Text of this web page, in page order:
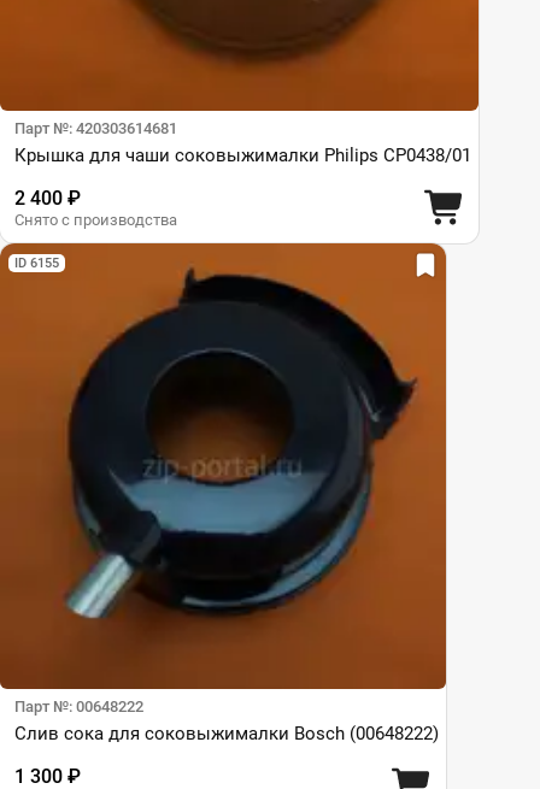
Парт №: 420303614681
Крышка для чаши соковыжималки Philips CP0438/01
2 400 ₽
Снято с производства
ID 6155
Парт №: 00648222
Слив сока для соковыжималки Bosch (00648222)
1 300 ₽